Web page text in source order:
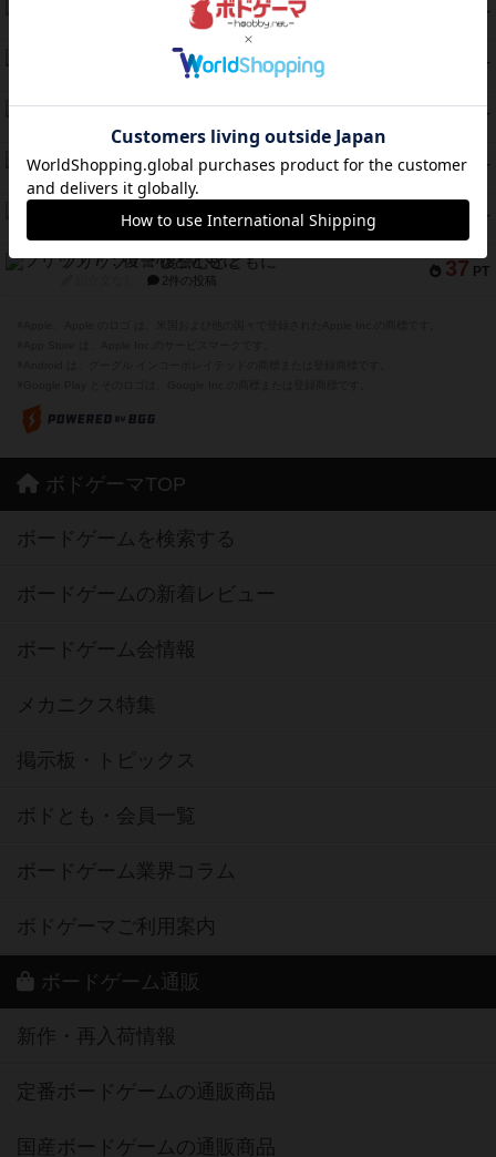
PT
クランク! ：冒険者たち（拡張）
4件の投稿
PT
1件の投稿
PT
スターマイン・ラミー ポケット
紹介文あり 2件の投稿
39 PT
海兵隊
紹介文あり 1件の投稿
PT
紹介文なし 1件の投稿
37 PT
フリップ７：復讐心とともに
2件の投稿
ボドゲーマTOP
ボードゲームを検索する
ボードゲームの新着レビュー
ボードゲーム会情報
メカニクス特集
掲示板・トピックス
ボドとも・会員一覧
ボードゲーム業界コラム
ボドゲーマご利用案内
ボードゲーム通販
新作・再入荷情報
定番ボードゲームの通販商品
国産ボードゲームの通販商品